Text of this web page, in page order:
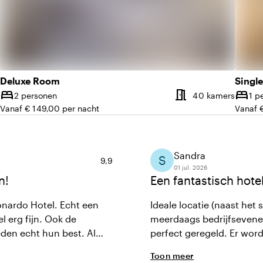
kamers
Deluxe Room
bed
Capaciteit
2 personen meeting_room
40 kamers
Vanaf € 149,00 per nacht
bed1
Vanaf
Gemiddelde beoordeling van 9,9 uit 10
9,9
Hotel. Echt een
erg fijn. Ook de
echt hun best. Al
Een fantastisch
S Sandra
01 jul. 2026
Ideale locatie (naast het
meerdaags
perfect geregeld. Er
Toon meer